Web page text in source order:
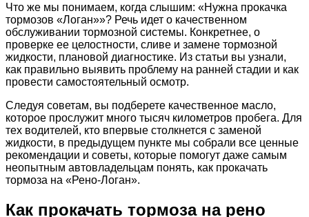
Что же мы понимаем, когда слышим: «Нужна прокачка
тормозов «Логан»»? Речь идет о качественном
обслуживании тормозной системы. Конкретнее, о
проверке ее целостности, сливе и замене тормозной
жидкости, плановой диагностике. Из статьи вы узнали,
как правильно выявить проблему на ранней стадии и как
провести самостоятельный осмотр.
Следуя советам, вы подберете качественное масло,
которое прослужит много тысяч километров пробега. Для
тех водителей, кто впервые столкнется с заменой
жидкости, в предыдущем пункте мы собрали все ценные
рекомендации и советы, которые помогут даже самым
неопытным автовладельцам понять, как прокачать
тормоза на «Рено-Логан».
Как прокачать тормоза на рено